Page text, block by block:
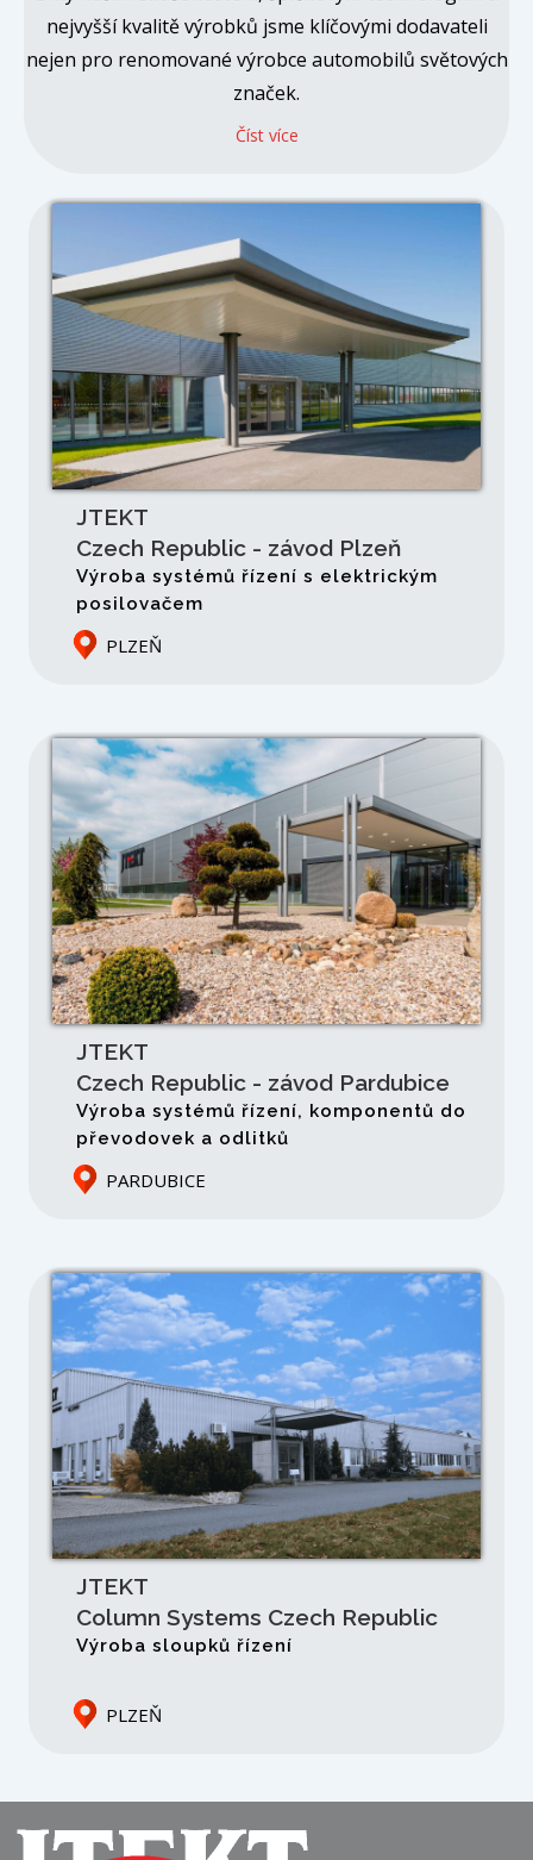
nejvyšší kvalitě výrobků jsme klíčovými dodavateli
nejen pro renomované výrobce automobilů světových
značek.
Číst více
JTEKT
Czech Republic - závod Plzeň
Výroba systémů řízení s elektrickým
posilovačem
PLZEŇ
JTEKT
Czech Republic - závod Pardubice
Výroba systémů řízení, komponentů do
převodovek a odlitků
PARDUBICE
JTEKT
Column Systems Czech Republic
Výroba sloupků řízení
PLZEŇ